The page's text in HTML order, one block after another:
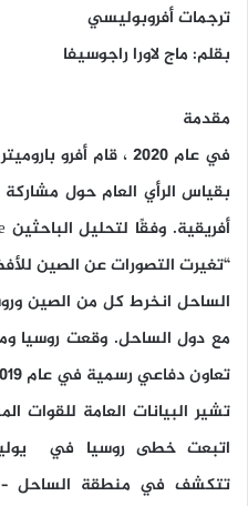
ترجمات أفروبوليسي
بقلم: ماج لاورا راجوسيفا
مقدمة
في عام 2020 ، قام
بقياس الرأي العام حول
“تغيرت التصورات عن الصين
الساحل انخرط كل من الصين
مع دول الساحل. وقعت روسيا
تعاون دفاعي رسمية في عام 2019.
تشير البيانات العامة للقوات
تتكشف في منطقة الساحل